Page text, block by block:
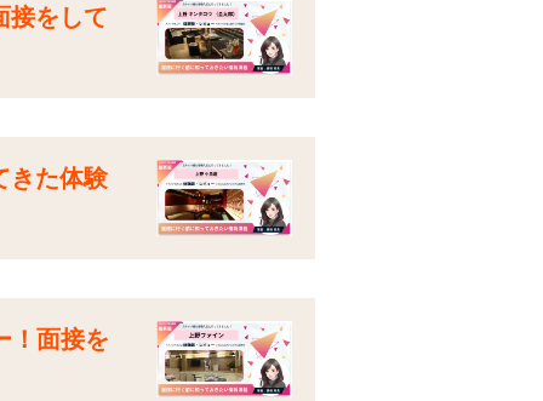
接をして
きた体験
！面接を